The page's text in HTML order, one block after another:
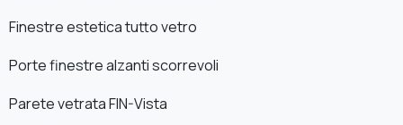
Finestre estetica tutto vetro
Porte finestre alzanti scorrevoli
Parete vetrata FIN-Vista